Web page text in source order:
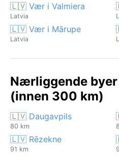
🇱🇻 Vær i Valmiera
Latvia
🇱🇻 Vær i Mārupe
Latvia
Nærliggende
(innen 300 km)
🇱🇻 Daugavpils
80 km
🇱🇻 Rēzekne
91 km